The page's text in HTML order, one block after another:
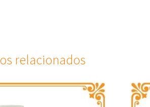
relacionados